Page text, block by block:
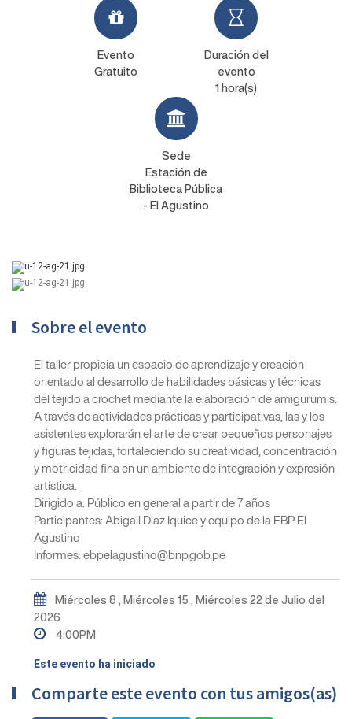
Evento
Gratuito
Duración del
evento
1 hora(s)
Sede
Estación de
Biblioteca Pública
- El Agustino
Sobre el evento
El taller propicia un espacio de aprendizaje y creación
orientado al desarrollo de habilidades básicas y técnicas
del tejido a crochet mediante la elaboración de amigurumis.
A través de actividades prácticas y participativas, las y los
asistentes explorarán el arte de crear pequeños personajes
y figuras tejidas, fortaleciendo su creatividad, concentración
y motricidad fina en un ambiente de integración y expresión
artística.
Dirigido a: Público en general a partir de 7 años
Participantes: Abigail Diaz Iquice y equipo de la EBP El
Agustino
Informes: ebpelagustino@bnp.gob.pe
Miércoles 8 , Miércoles 15 , Miércoles 22 de Julio del
2026
4:00PM
Este evento ha iniciado
Comparte este evento con tus amigos(as)